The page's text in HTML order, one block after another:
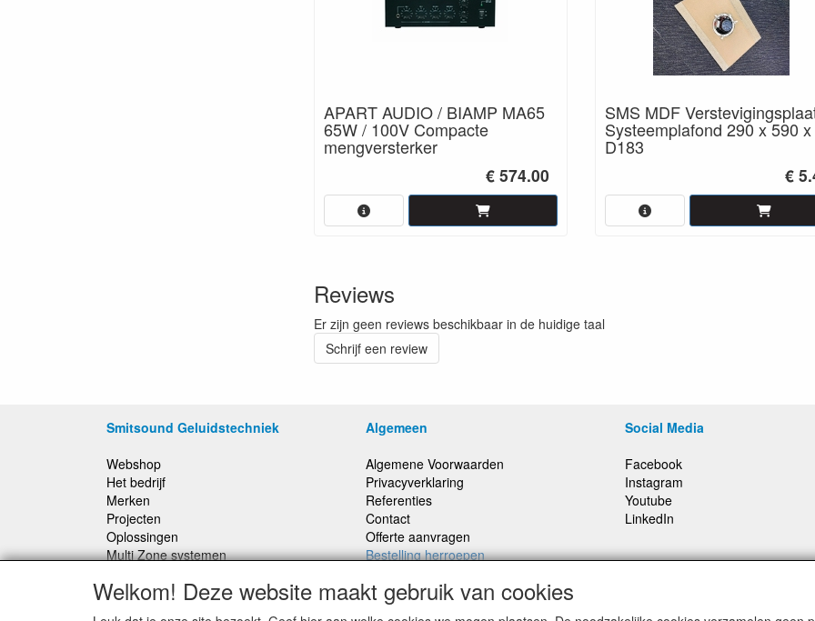
APART AUDIO / BIAMP MA65
65W / 100V Compacte
mengversterker
€ 574.00
SMS MDF
Systeemplafond 290 x 590
D183
€
Reviews
Er zijn geen reviews beschikbaar in de huidige taal
Schrijf een review
Smitsound Geluidstechniek
Webshop
Het bedrijf
Merken
Projecten
Oplossingen
Multi Zone systemen
Onderhoud en Reparaties
Algemeen
Algemene Voorwaarden
Privacyverklaring
Referenties
Contact
Offerte aanvragen
Bestelling herroepen
Social Media
Facebook
Instagram
Youtube
LinkedIn
Welkom! Deze website maakt gebruik van cookies